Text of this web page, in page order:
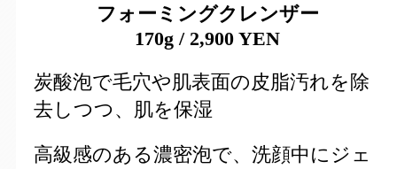
フォーミングクレンザー
170g / 2,900 YEN
炭酸泡で毛穴や肌表面の皮脂汚れを除
去しつつ、肌を保湿
高級感のある濃密泡で、洗顔中にジェ